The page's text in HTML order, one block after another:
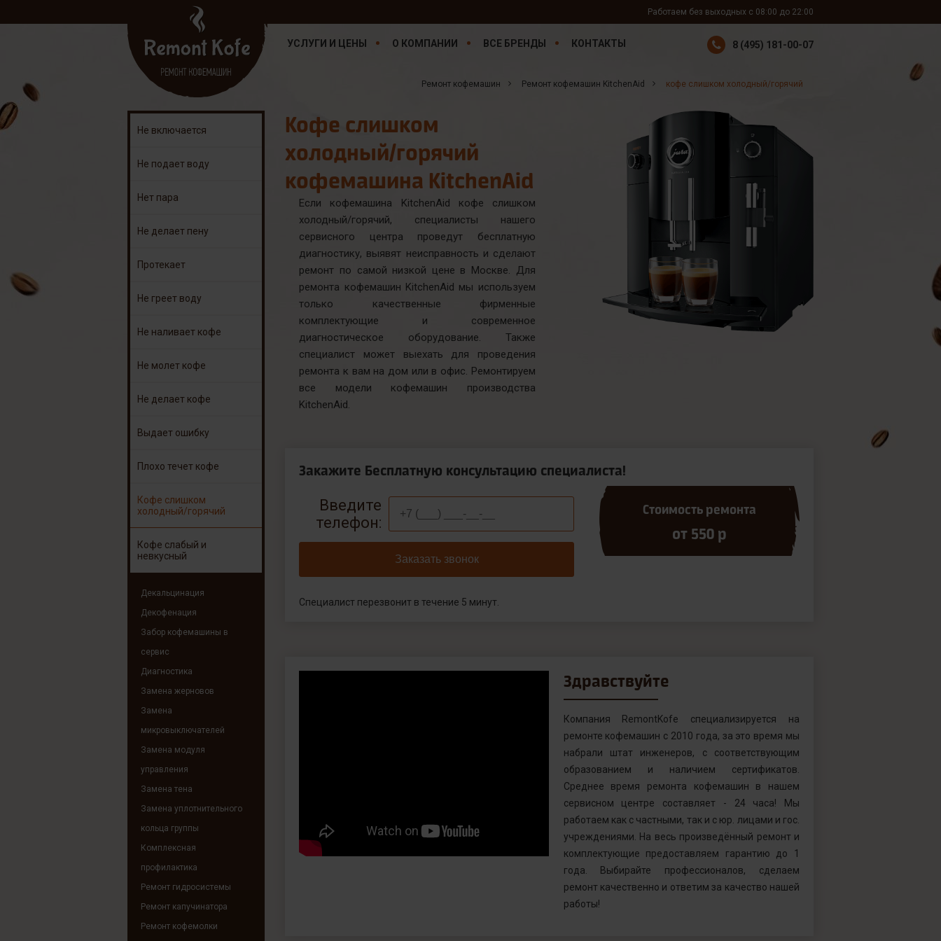
Работаем без выходных с 08:00 до 22:00
УСЛУГИ И ЦЕНЫ О КОМПАНИИ ВСЕ БРЕНДЫ КОНТАКТЫ 8 (495) 181-00-07
Ремонт кофемашин Ремонт кофемашин KitchenAid кофе слишком холодный/горячий
Не включается
Не подает воду
Нет пара
Не делает пену
Протекает
Не греет воду
Не наливает кофе
Не молет кофе
Не делает кофе
Выдает ошибку
Плохо течет кофе
Кофе слишком
холодный/горячий
Кофе слабый и
невкусный
Декальцинация
Декофенация
Забор кофемашины в
сервис
Диагностика
Замена жерновов
Замена
микровыключателей
Замена модуля
управления
Замена тена
Замена уплотнительного
кольца группы
Комплексная
профилактика
Ремонт гидросистемы
Ремонт капучинатора
Ремонт кофемолки
Кофе слишком
холодный/горячий
кофемашина KitchenAid
Если кофемашина KitchenAid кофе слишком
холодный/горячий, специалисты нашего
сервисного центра проведут бесплатную
диагностику, выявят неисправность и сделают
ремонт по самой низкой цене в Москве. Для
ремонта кофемашин KitchenAid мы используем
только качественные фирменные
комплектующие и современное
диагностическое оборудование. Также
специалист может выехать для проведения
ремонта к вам на дом или в офис. Ремонтируем
все модели кофемашин производства
KitchenAid.
Закажите Бесплатную консультацию специалиста!
Стоимость ремонта
от 550 р
Введите
телефон:
Заказать звонок
Специалист перезвонит в течение 5 минут.
Здравствуйте
Компания RemontKofe специализируется на
ремонте кофемашин с 2010 года, за это время мы
набрали штат инженеров, с соответствующим
образованием и наличием сертификатов.
Среднее время ремонта кофемашин в нашем
сервисном центре составляет - 24 часа! Мы
работаем как с частными, так и с юр. лицами и гос.
учреждениями. На весь произведённый ремонт и
комплектующие предоставляем гарантию до 1
года. Выбирайте профессионалов, сделаем
ремонт качественно и ответим за качество нашей
работы!